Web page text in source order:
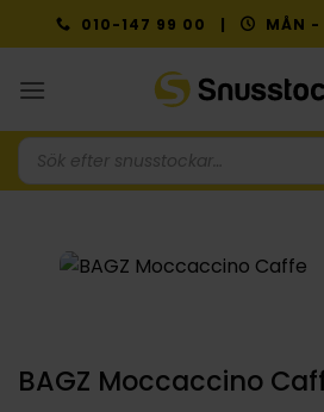
to
010-147 99 00 | MÅN -
Produktsökning
BAGZ Moccaccino